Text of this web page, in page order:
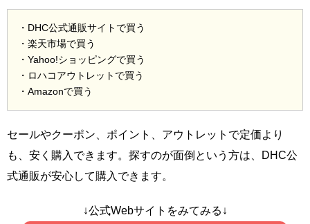
・DHC公式通販サイトで買う
・楽天市場で買う
・Yahoo!ショッピングで買う
・ロハコアウトレットで買う
・Amazonで買う
セールやクーポン、ポイント、アウトレットで定価より
も、安く購入できます。探すのが面倒という方は、DHC公
式通販が安心して購入できます。
↓公式Webサイトをみてみる↓